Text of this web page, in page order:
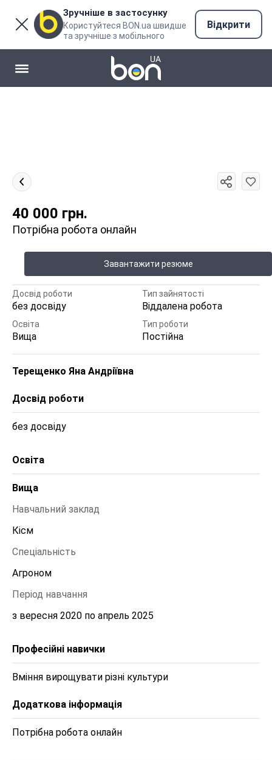
Зручніше в застосунку
Користуйтеся BON.ua швидше
та зручніше з мобільного
Відкрити
40 000 грн.
Потрібна робота онлайн
Завантажити резюме
Досвід роботи
без досвіду
Тип зайнятості
Віддалена робота
Освіта
Вища
Тип роботи
Постійна
Терещенко Яна Андріївна
Досвід роботи
без досвіду
Освіта
Вища
Навчальний заклад
Кісм
Спеціальність
Агроном
Період навчання
з вересня 2020 по апрель 2025
Професійні навички
Вміння вирощувати різні культури
Додаткова інформація
Потрібна робота онлайн